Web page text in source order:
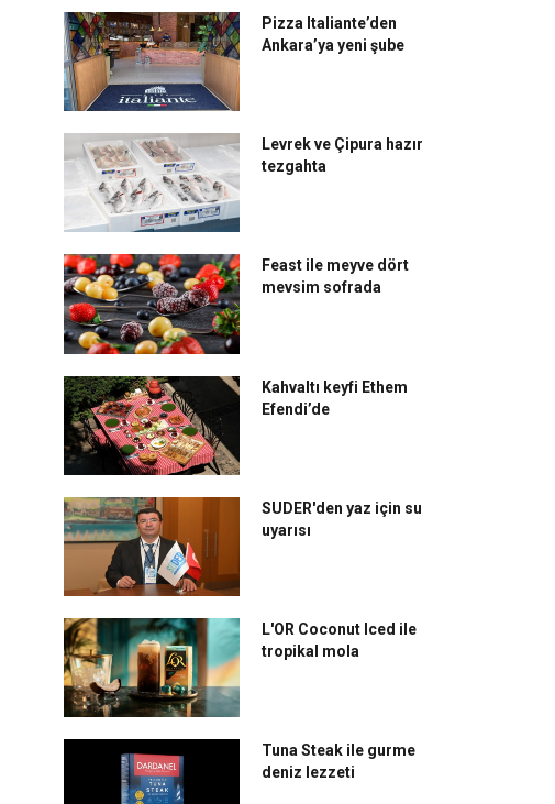
Pizza Italiante’den
Ankara’ya yeni şube
Levrek ve Çipura hazır
tezgahta
Feast ile meyve dört
mevsim sofrada
Kahvaltı keyfi Ethem
Efendi’de
SUDER'den yaz için su
uyarısı
L'OR Coconut Iced ile
tropikal mola
Tuna Steak ile gurme
deniz lezzeti